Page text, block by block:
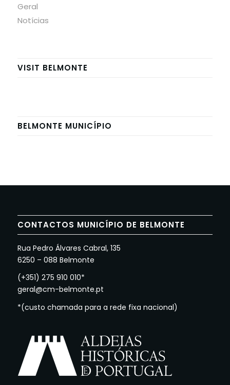
Geral
Notícias
VISIT BELMONTE
BELMONTE MUNICÍPIO
CONTACTOS MUNICÍPIO DE BELMONTE
Rua Pedro Álvares Cabral, 135
6250 – 088 Belmonte
(+351) 275 910 010*
geral@cm-belmonte.pt
*(custo chamada para a rede fixa nacional)